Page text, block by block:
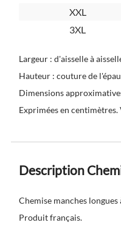
XXL
3XL
Largeur : d'aisselle à
Hauteur : couture de
Dimensions
Exprimées en
Description
Chemise manches
Produit français.